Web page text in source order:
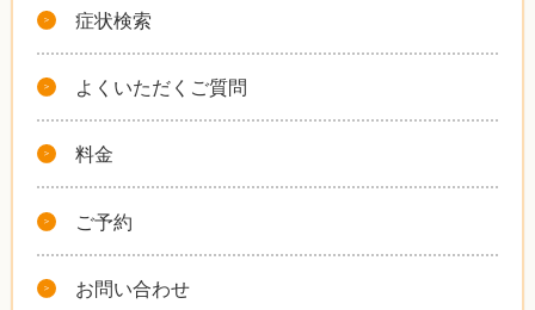
症状検索
よくいただくご質問
料金
ご予約
お問い合わせ